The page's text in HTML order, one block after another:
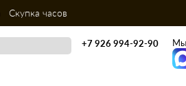
Скупка часов
+7 926 994-92-90 Мы